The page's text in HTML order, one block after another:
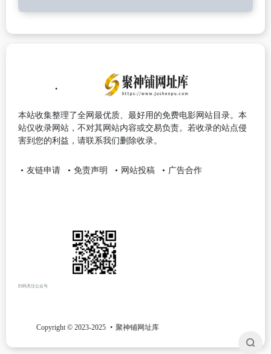
本站收集整理了全网最优质、最好用的免费电影网站目录。本
站仅收录网站，不对其网站内容或交易负责。若收录的站点侵
害到您的利益，请联系我们删除收录。
友链申请 免责声明 网站投稿 广告合作
扫码关注公众号
Copyright © 2023-2025 聚神铺网址库